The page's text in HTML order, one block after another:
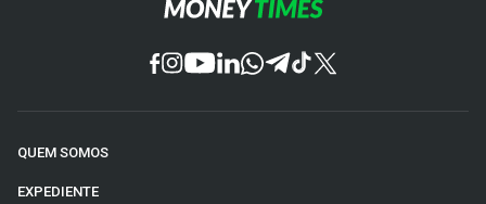
QUEM SOMOS
EXPEDIENTE